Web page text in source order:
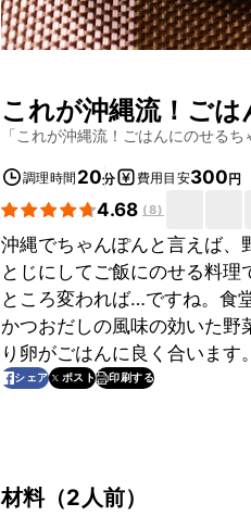
これが沖縄流！ご
「これが沖縄流！ごはんにのせるち
調理時間 20分 費用目安300円
4.68 (8)
沖縄でちゃんぽんと言えば、
とじにしてご飯にのせる料理
ところ変われば…ですね。食
かつおだしの風味の効いた野
り卵がごはんに良く合います。
シェア ポスト 印刷する
材料（2人前）